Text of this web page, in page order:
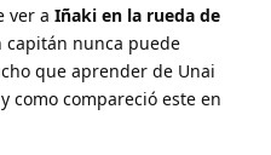
ver a Iñaki en la rueda de
nunca puede
que aprender de Unai
como compareció este en